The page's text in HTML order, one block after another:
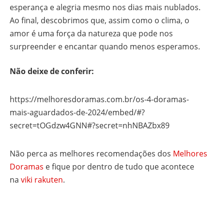
esperança e alegria mesmo nos dias mais nublados.
Ao final, descobrimos que, assim como o clima, o
amor é uma força da natureza que pode nos
surpreender e encantar quando menos esperamos.
Não deixe de conferir:
https://melhoresdoramas.com.br/os-4-doramas-
mais-aguardados-de-2024/embed/#?
secret=tOGdzw4GNN#?secret=nhNBAZbx89
Não perca as melhores recomendações dos Melhores
Doramas e fique por dentro de tudo que acontece
na viki rakuten.